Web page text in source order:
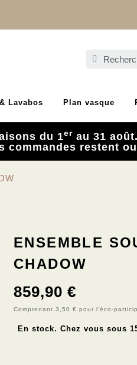
Lavabos Plan vasque
du 1erau 31
restent
ENSEMBLE
CHADOW
859,90 €
Comprenant 3,50 € pour l'éco-
En stock. Chez vous sous